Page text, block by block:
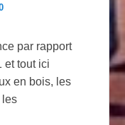
par rapport
et tout ici
en bois, les
les